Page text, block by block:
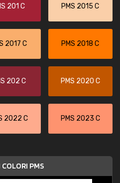
201 C PMS 2015 C
2017 C PMS 2018 C
202 C PMS 2020 C
2022 C PMS 2023 C
PMS